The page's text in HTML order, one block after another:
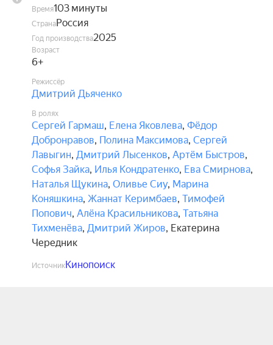
Время103 минуты
СтранаРоссия
Год производства2025
Возраст
6+
Режиссёр
Дмитрий Дьяченко
В ролях
Сергей Гармаш, Елена Яковлева, Фёдор
Добронравов, Полина Максимова, Сергей
Лавыгин, Дмитрий Лысенков, Артём Быстров,
Софья Зайка, Илья Кондратенко, Ева Смирнова,
Наталья Щукина, Оливье Сиу, Марина
Коняшкина, Жаннат Керимбаев, Тимофей
Попович, Алёна Красильникова, Татьяна
Тихменёва, Дмитрий Жиров, Екатерина
Чередник
ИсточникКинопоиск